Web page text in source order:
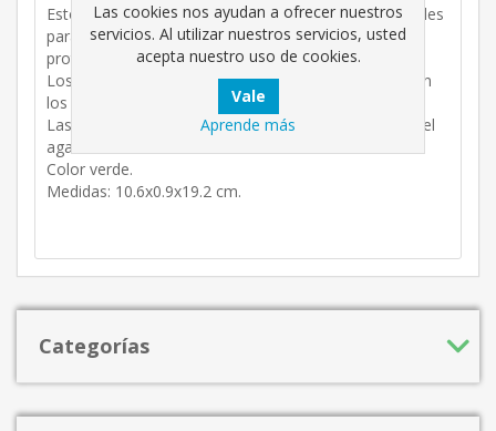
Estos alegres guantes estampados son imprescindibles
para la jardinería y están diseñados para ayudar a
proteger las manos de los niños de la suciedad.
Los puños elásticos evitan que los residuos entren en
los guantes.
Las palmas vienen con puntos de PVC para mejorar el
agarre.
Color verde.
Medidas: 10.6x0.9x19.2 cm.
Categorías
Las cookies nos ayudan a ofrecer nuestros
servicios. Al utilizar nuestros servicios, usted
acepta nuestro uso de cookies.
Aprende más